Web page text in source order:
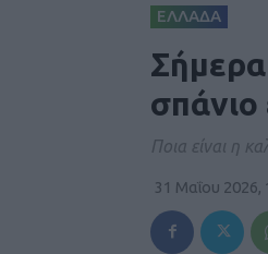
ΕΛΛΑΔΑ
σπάνιο
Ποια είναι η
31 Μαΐου 2026,